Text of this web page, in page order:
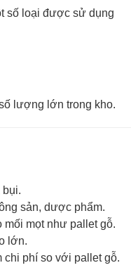
số loại được sử dụng
lượng lớn trong kho.
bụi.
sản, dược phẩm.
mọt như pallet gỗ.
lớn.
chi phí so với pallet gỗ.